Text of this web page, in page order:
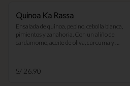
Quinoa Ka Rassa
Ensalada de quinoa, pepino, cebolla blanca,
pimientos y zanahoria. Con un aliño de
cardamomo, aceite de oliva, cúrcuma y
S/ 26.90